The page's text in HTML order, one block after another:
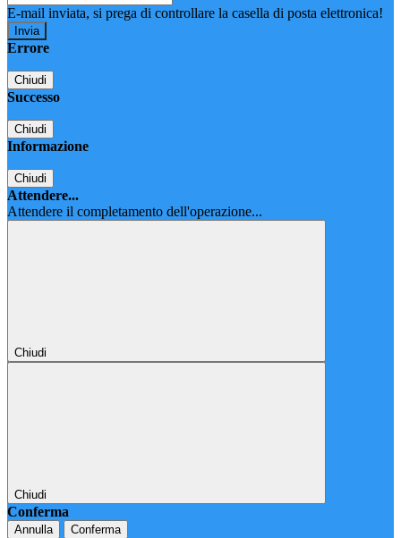
E-mail inviata, si prega di controllare la casella di posta elettronica!
Errore
Chiudi
Successo
Chiudi
Informazione
Chiudi
Attendere...
Attendere il completamento dell'operazione...
Chiudi
Chiudi
Conferma
Annulla Conferma